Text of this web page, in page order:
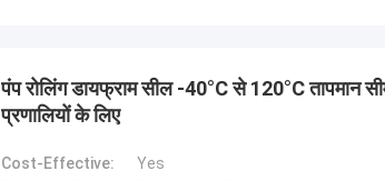
पंप रोलिंग डायफ्राम सील -40°C से 120°C तापमान
प्रणालियों के लिए
Cost-Effective:
Yes